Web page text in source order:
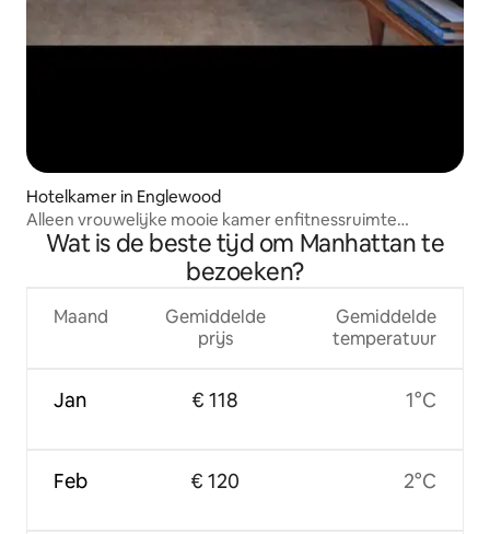
Hotelkamer in Englewood
Alleen vrouwelijke mooie kamer enfitnessruimte
golfbaan 5 min
Wat is de beste tijd om Manhattan te
bezoeken?
Maand
Jan
Feb
Gemiddelde
prijs
€ 118
€ 120
Gemiddelde
temperatuur
1°C
2°C